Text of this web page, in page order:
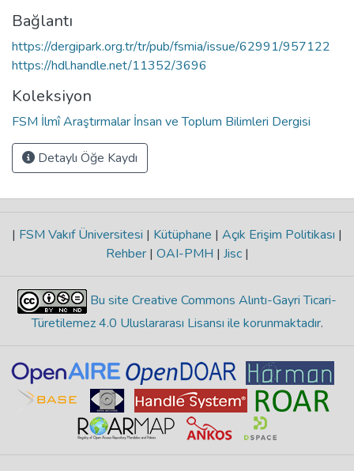
Bağlantı
https://dergipark.org.tr/tr/pub/fsmia/issue/62991/957122
https://hdl.handle.net/11352/3696
Koleksiyon
FSM İlmî Araştırmalar İnsan ve Toplum Bilimleri Dergisi
Detaylı Öğe Kaydı
| FSM Vakıf Üniversitesi | Kütüphane | Açık Erişim Politikası |
Rehber | OAI-PMH | Jisc |
Bu site Creative Commons Alıntı-Gayri Ticari-
Türetilemez 4.0 Uluslararası Lisansı ile korunmaktadır.